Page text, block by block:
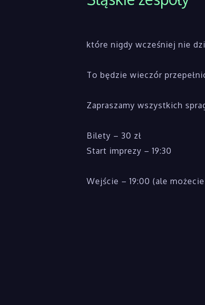
które nigdy wcześniej nie
To będzie wieczór
Zapraszamy wszystkich
Bilety – 30 zł
Start imprezy – 19:30
Wejście – 19:00 (ale